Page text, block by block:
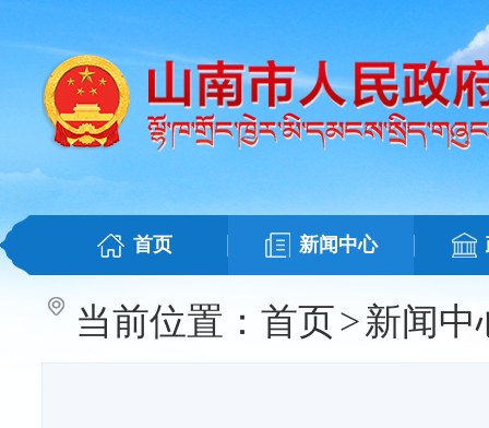
首页 新闻中心
当前位置： 首页>新闻中